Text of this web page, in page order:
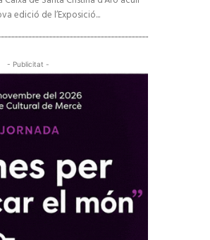
edició de l’Exposició...
- Publicitat -